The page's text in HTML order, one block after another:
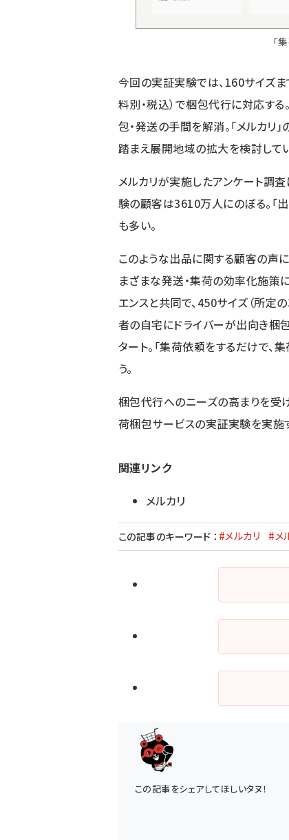
「
今回の実証実験では、160サイズ
料別・税込）で梱包代行に対応す
包・発送の手間を解消。「メルカ
踏まえ展開地域の拡大を検討してい
メルカリが実施したアンケート調
験の顧客は3610万人にのぼる。「
も多い。
このような出品に関する顧客の声
まざまな発送・集荷の効率化施策
エンスと共同で、450サイズ（所定
者の自宅にドライバーが出向き梱
タート。「集荷依頼をするだけで、
う。
梱包代行へのニーズの高まりを受
荷梱包サービスの実証実験を実施
関連リンク
メルカリ
この記事のキーワード ： #メルカリ #メ
この記事をシェアしてほしいタヌ！